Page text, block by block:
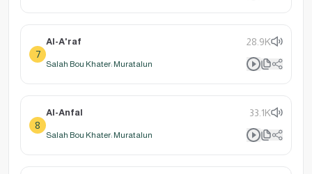
7
Al-A'raf 28.9K
Salah Bou Khater: Muratalun
8
Al-Anfal 33.1K
Salah Bou Khater: Muratalun